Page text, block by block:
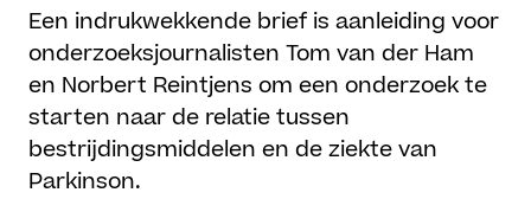
Een indrukwekkende brief is aanleiding voor
onderzoeksjournalisten Tom van der Ham
en Norbert Reintjens om een onderzoek te
starten naar de relatie tussen
bestrijdingsmiddelen en de ziekte van
Parkinson.